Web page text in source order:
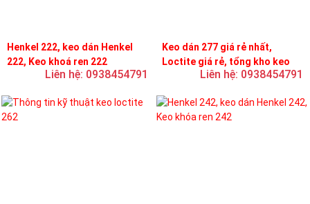
Henkel 222, keo dán Henkel
222, Keo khoá ren 222
Liên hệ: 0938454791
Keo dán 277 giá rẻ nhất,
Loctite giá rẻ, tổng kho keo
Liên hệ: 0938454791